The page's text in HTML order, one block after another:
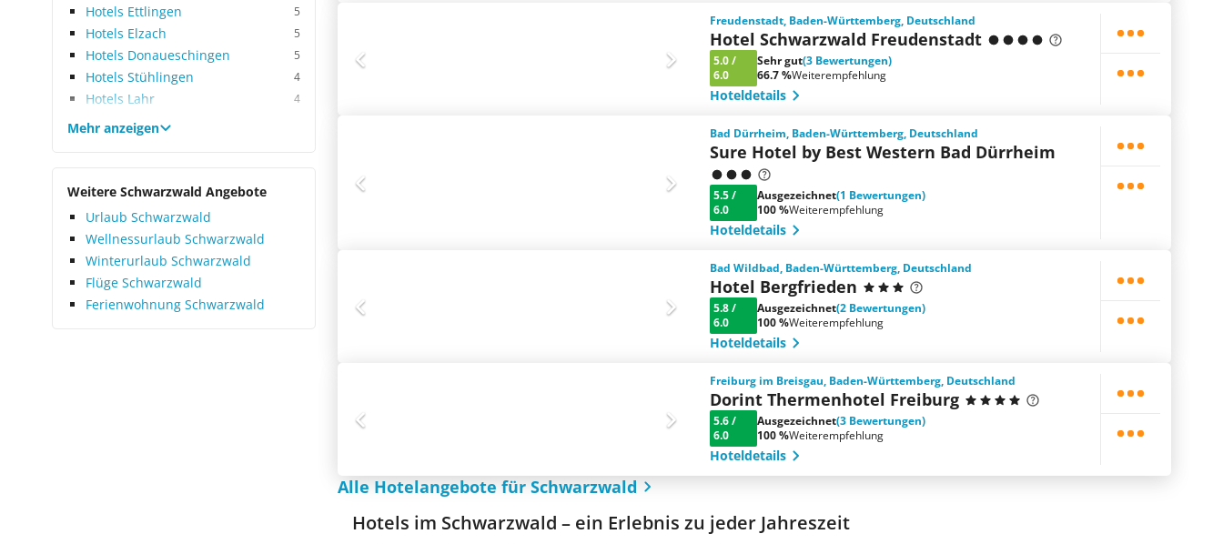
Hotels Ettlingen 5
Hotels Elzach 5
Hotels Donaueschingen 5
Hotels Stühlingen 4
Hotels Lahr 4
Mehr anzeigen
Weitere Schwarzwald Angebote
Urlaub Schwarzwald
Wellnessurlaub Schwarzwald
Winterurlaub Schwarzwald
Flüge Schwarzwald
Ferienwohnung Schwarzwald
Freudenstadt, Baden-Württemberg, Deutschland
Hotel Schwarzwald Freudenstadt
5.0/
6.0
Sehr gut(3 Bewertungen)
66.7 %Weiterempfehlung
Hoteldetails
Bad Dürrheim, Baden-Württemberg, Deutschland
Sure Hotel by Best Western Bad Dürrheim
5.5/
6.0
Ausgezeichnet(1 Bewertungen)
100 %Weiterempfehlung
Hoteldetails
Bad Wildbad, Baden-Württemberg, Deutschland
Hotel Bergfrieden
5.8/
6.0
Ausgezeichnet(2 Bewertungen)
100 %Weiterempfehlung
Hoteldetails
Freiburg im Breisgau, Baden-Württemberg, Deutschland
Dorint Thermenhotel Freiburg
5.6/
6.0
Ausgezeichnet(3 Bewertungen)
100 %Weiterempfehlung
Hoteldetails
Alle Hotelangebote für Schwarzwald
Hotels im Schwarzwald – ein Erlebnis zu jeder Jahreszeit